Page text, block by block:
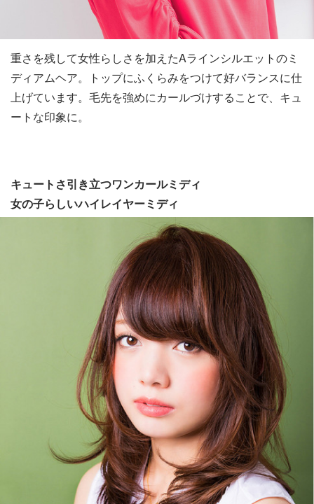
重さを残して女性らしさを加えたAラインシルエットのミ
ディアムヘア。トップにふくらみをつけて好バランスに仕
上げています。毛先を強めにカールづけすることで、キュ
ートな印象に。
キュートさ引き立つワンカールミディ
女の子らしいハイレイヤーミディ